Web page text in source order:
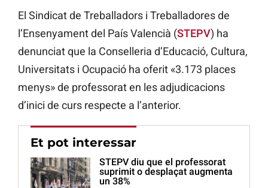
El Sindicat de Treballadors i Treballadores de
l’Ensenyament del País Valencià (STEPV) ha
denunciat que la Conselleria d’Educació, Cultura,
Universitats i Ocupació ha oferit «3.173 places
menys» de professorat en les adjudicacions
d’inici de curs respecte a l’anterior.
Et pot interessar
STEPV diu que el professorat
suprimit o desplaçat augmenta
un 38%